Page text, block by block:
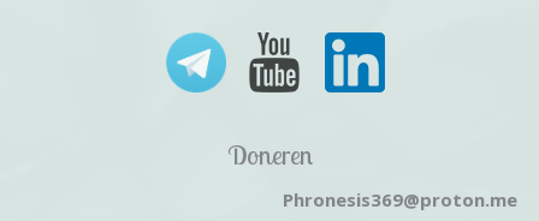
Doneren
Phronesis369@proton.me